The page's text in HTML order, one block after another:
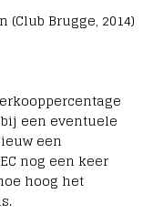
(Club Brugge, 2014)
een eventuele
een
nog een keer
hoog het